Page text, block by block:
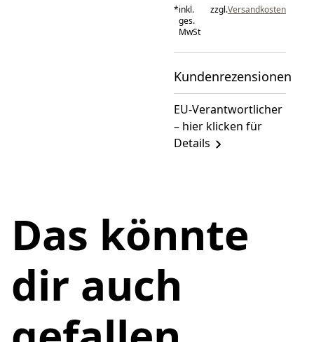
*inkl.
ges.
MwSt
zzgl.Versandkosten
Kundenrezensionen
EU-Verantwortlicher
– hier klicken für
Details
Das könnte
dir auch